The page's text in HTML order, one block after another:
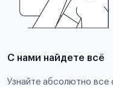
С нами найдете всё
Узнайте абсолютно все